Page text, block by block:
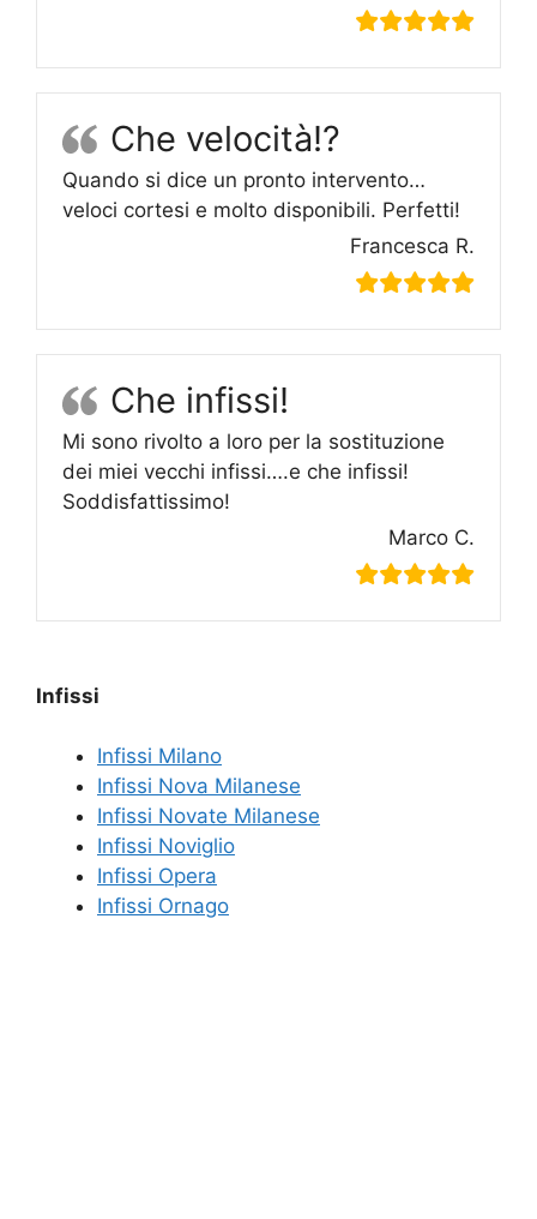
Che velocità!?
Quando si dice un pronto intervento…
veloci cortesi e molto disponibili. Perfetti!
Francesca R.
Che infissi!
Mi sono rivolto a loro per la sostituzione
dei miei vecchi infissi….e che infissi!
Soddisfattissimo!
Marco C.
Infissi
Infissi Milano
Infissi Nova Milanese
Infissi Novate Milanese
Infissi Noviglio
Infissi Opera
Infissi Ornago